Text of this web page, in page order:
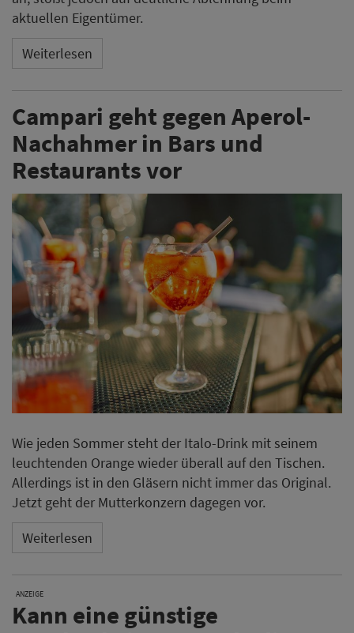
aktuellen Eigentümer.
Weiterlesen
Campari geht gegen Aperol-
Nachahmer in Bars und
Restaurants vor
Wie jeden Sommer steht der Italo-Drink mit seinem
leuchtenden Orange wieder überall auf den Tischen.
Allerdings ist in den Gläsern nicht immer das Original.
Jetzt geht der Mutterkonzern dagegen vor.
Weiterlesen
ANZEIGE
Kann eine günstige